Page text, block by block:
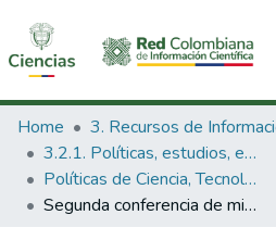
Communities & Collections
All of DSpace
Statistics
Home
3.2.1. Políticas, estudios, evaluaciones e indicadores de CTeI
Políticas de Ciencia, Tecnología e Innovación
Segunda conferencia de ministros encargados de la aplicacion dela cienciay la tecnología al desarrollo en América Latina y el Caribe (CASTALAC II).